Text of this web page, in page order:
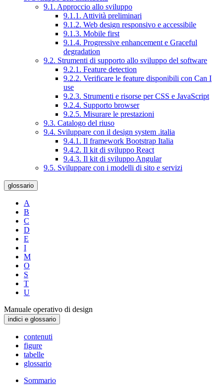
9.1. Approccio allo sviluppo
9.1.1. Attività preliminari
9.1.2. Web design responsivo e accessibile
9.1.3. Mobile first
9.1.4. Progressive enhancement e Graceful
degradation
9.2. Strumenti di supporto allo sviluppo del software
9.2.1. Feature detection
9.2.2. Verificare le feature disponibili con Can I
use
9.2.3. Strumenti e risorse per CSS e JavaScript
9.2.4. Supporto browser
9.2.5. Misurare le prestazioni
9.3. Catalogo del riuso
9.4. Sviluppare con il design system .italia
9.4.1. Il framework Bootstrap Italia
9.4.2. Il kit di sviluppo React
9.4.3. Il kit di sviluppo Angular
9.5. Sviluppare con i modelli di sito e servizi
glossario
A
B
C
D
E
I
M
O
S
T
U
Manuale operativo di design
indici e glossario
contenuti
figure
tabelle
glossario
Sommario